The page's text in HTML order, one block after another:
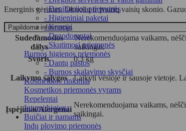
- Depiliacijos priemonės
- Higieniniai paketai
- Kremai
- Dezodorantai
- Skutimosi priemonės
Burnos higienos priemonės
- Dantų pastos
- Burnos skalavimo skysčiai
Kosmetikos rinkiniai
Kosmetikos priemonės vyrams
Repelentai
Intymi higiena
Buičiai ir namams
Indų plovimo priemonės
Energinis gėrimas. Obuolių ir įvairių vaisių skonio.
Papildoma informacija
Sudedamosios
dalys
Nerekomenduojama vaikams,
saikingai.
Svoris
0,3 kg
Laikymo sąlygos Laikyti vėsioje ir sausoje vietoje.
Įspėjimai/Alergenai
Nerekomenduojama vaikams,
saikingai.